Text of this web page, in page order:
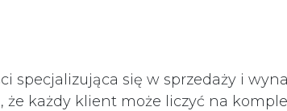
się w sprzedaży i
każdy klient może liczyć na